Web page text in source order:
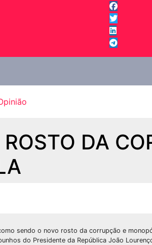
DA
sendo o novo rosto da corrupção e
do Presidente da República João